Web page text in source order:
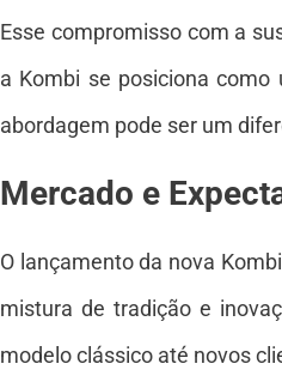
Esse compromisso com a
a Kombi se posiciona
abordagem pode ser um
Mercado e
O lançamento da nova
mistura de tradição e
modelo clássico até novos